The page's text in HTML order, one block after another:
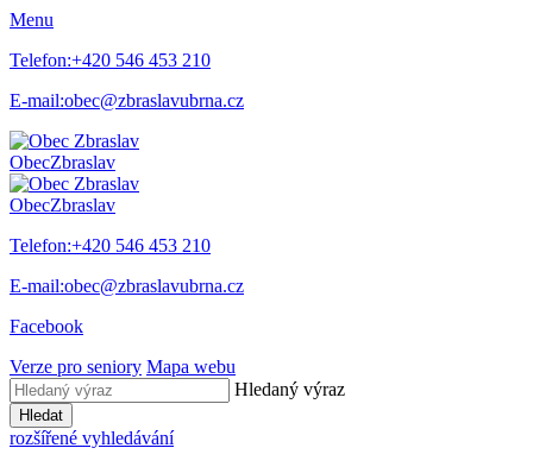
Menu
Telefon:+420 546 453 210
E-mail:obec@zbraslavubrna.cz
ObecZbraslav
ObecZbraslav
Telefon:+420 546 453 210
E-mail:obec@zbraslavubrna.cz
Facebook
Verze pro seniory Mapa webu
Hledaný výraz
Hledat
rozšířené vyhledávání